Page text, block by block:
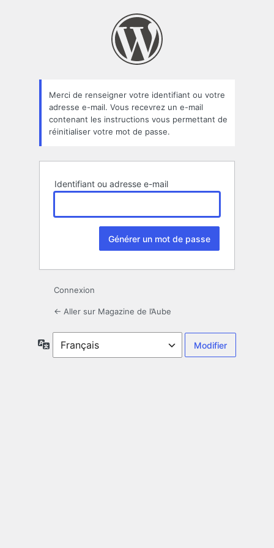
oublié
Merci de renseigner votre identifiant ou votre
adresse e-mail. Vous recevrez un e-mail
contenant les instructions vous permettant de
réinitialiser votre mot de passe.
Identifiant ou adresse e-mail
Connexion
← Aller sur Magazine de l’Aube
Langue